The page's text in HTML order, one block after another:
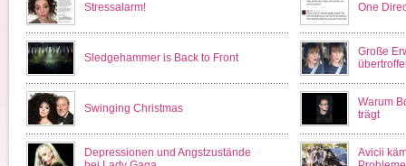
Stressalarm! One
Sledgehammer is Back to Front
Große
Swinging Christmas
Warum
trägt
Depressionen und Angstzustände
Avicii